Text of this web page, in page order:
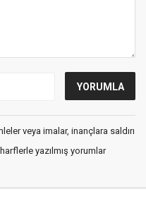
veya imalar, inançlara saldırı
yazılmış yorumlar